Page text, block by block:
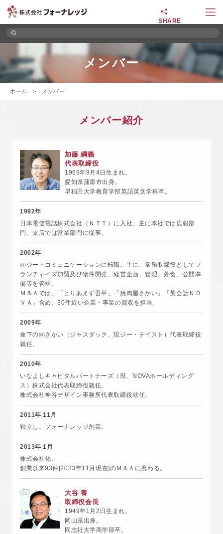
SHARE
メンバー
ホーム > メンバー
メンバー紹介
加藤 綱義
代表取締役
1969年9月4日生まれ。
愛知県蒲郡市出身。
早稲田大学教育学部英語英文学科卒。
1992年
日本電信電話株式会社（ＮＴＴ）に入社、主に本社では広報部
門、支店では営業部門に従事。
2002年
㈱ジー・コミュニケーションに転職。主に、常務取締役としてフ
ランチャイズ加盟及び物件開発、経営企画、管理、外食、公開準
備等を管轄。
Ｍ＆Ａでは、「とりあえず吾平」「焼肉屋さかい」「英会話ＮＯ
ＶＡ」含め、30件近い企業・事業の買収を担当。
2009年
傘下の㈱さかい（ジャスダック、現ジー・テイスト）代表取締役
就任。
2010年
いなよしキャピタルパートナーズ（現、NOVAホールディング
ス）株式会社代表取締役就任。
株式会社神谷デザイン事務所代表取締役就任。
2011年 11月
独立し、フォーナレッジ創業。
2013年 1月
株式会社化。
創業以来93件[2023年11月現在]のＭ＆Ａに携わる。
大谷 養
取締役会長
1949年1月2日生まれ。
岡山県出身。
同志社大学商学部卒。